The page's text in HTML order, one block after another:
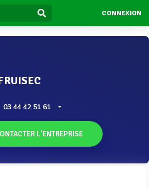
CONNEXION
03 44 42 51 61
L'ENTREPRISE